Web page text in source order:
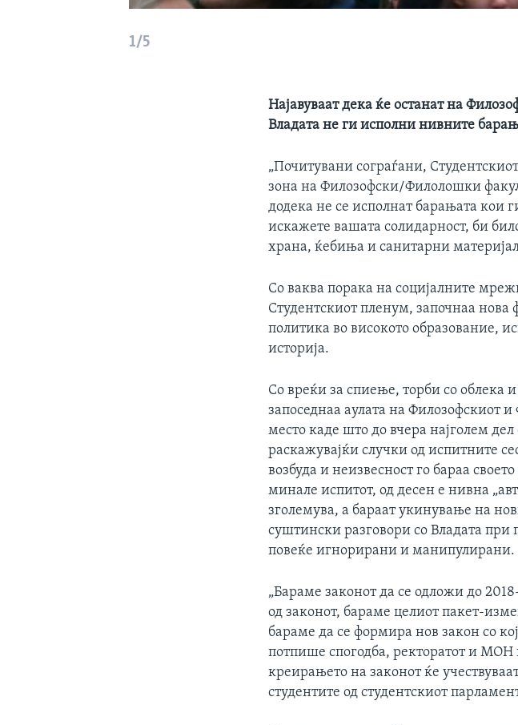
1/5
Најавуваат дека ќе останат на
Владата не ги исполни нивните
„Почитувани сограѓани,
зона на Филозофски/Филолошки
додека не се исполнат барањата кои
искажете вашата солидарност, би
храна, ќебиња и санитарни
​Со ваква порака на социјалните
Студентскиот пленум, започнаа нова
политика во високото образование,
историја.
Со вреќи за спиење, торби со облека
запоседнаа аулата на Филозофскиот
место каде што до вчера најголем
раскажувајќи случки од испитните
возбуда и неизвесност го бараа
минале испитот, од десен е нивна
зголемува, а бараат укинување на
суштински разговори со Владата при
повеќе игнорирани и манипулирани.
„Бараме законот да се одложи до
од законот, бараме целиот пакет-
бараме да се формира нов закон со
потпише спогодба, ректоратот и
креирањето на законот ќе
студентите од студентскиот